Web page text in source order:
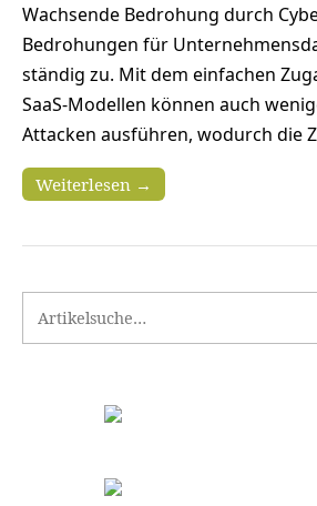
Wachsende Bedrohung durch
Bedrohungen für
ständig zu. Mit dem einfachen
SaaS-Modellen können auch
Attacken ausführen, wodurch die
Weiterlesen →